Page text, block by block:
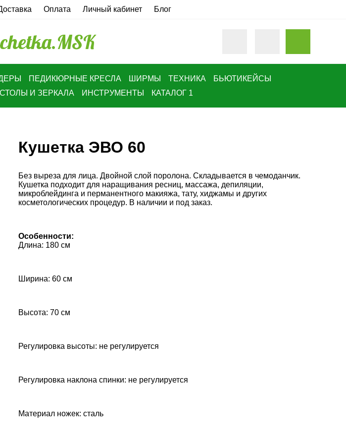
Оплата Личный кабинет Блог
ПЕДИКЮРНЫЕ КРЕСЛА ШИРМЫ ТЕХНИКА
БЬЮТИКЕЙСЫ
И ЗЕРКАЛА ИНСТРУМЕНТЫ КАТАЛОГ 1
Кушетка ЭВО 60
Без выреза для лица. Двойной слой поролона. Складывается в чемоданчик.
Кушетка подходит для наращивания ресниц, массажа, депиляции,
микроблейдинга и перманентного макияжа, тату, хиджамы и других
косметологических процедур. В наличии и под заказ.
Особенности:
Длина: 180 см
Ширина: 60 см
Высота: 70 см
Регулировка высоты: не регулируется
Регулировка наклона спинки: не регулируется
Материал ножек: сталь